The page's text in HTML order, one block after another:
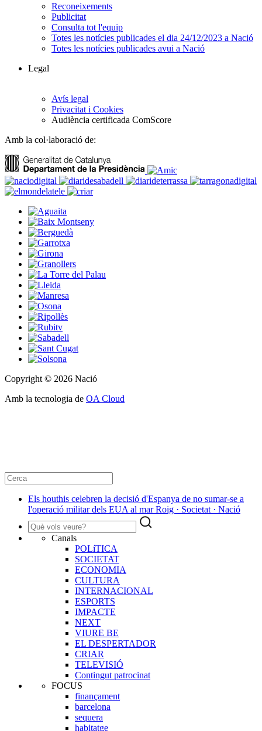
Reconeixements
Publicitat
Consulta tot l'equip
Totes les notícies publicades el dia 24/12/2023 a Nació
Totes les notícies publicades avui a Nació
Legal
Avís legal
Privacitat i Cookies
Audiència certificada ComScore
Amb la col·laboració de:
Copyright © 2026 Nació
Amb la tecnologia de OA Cloud
Els houthis celebren la decisió d'Espanya de no sumar-se a
l'operació militar dels EUA al mar Roig · Societat · Nació
Canals
POLíTICA
SOCIETAT
ECONOMIA
CULTURA
INTERNACIONAL
ESPORTS
IMPACTE
NEXT
VIURE BE
EL DESPERTADOR
CRIAR
TELEVISIÓ
Contingut patrocinat
FOCUS
finançament
barcelona
sequera
habitatge